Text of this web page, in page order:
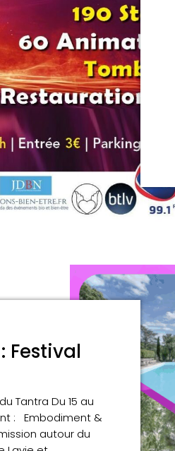
Festival
Tantra Du 15 au
: Embodiment &
autour du